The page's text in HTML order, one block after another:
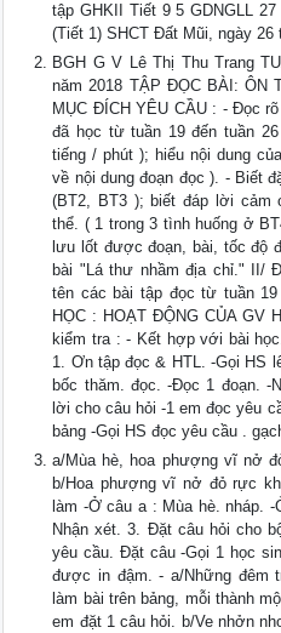
tập GHKII Tiết 9 5 GDNGLL
(Tiết 1) SHCT Đất Mũi, ngày 26
BGH G V Lê Thị Thu Trang
năm 2018 TẬP ĐỌC BÀI: ÔN
MỤC ĐÍCH YÊU CẦU : - Đọc
đã học từ tuần 19 đến tuần
tiếng / phút ); hiểu nội dung
về nội dung đoạn đọc ). - Biết
(BT2, BT3 ); biết đáp lời cảm
thể. ( 1 trong 3 tình huống ở
lưu lốt được đoạn, bài, tốc độ
bài "Lá thư nhầm địa chỉ." II/
tên các bài tập đọc từ tuần
HỌC : HOẠT ĐỘNG CỦA GV
kiểm tra : - Kết hợp với bài
1. Ơn tập đọc & HTL. -Gọi HS
bốc thăm. đọc. -Đọc 1 đoạn. -
lời cho câu hỏi -1 em đọc yêu
bảng -Gọi HS đọc yêu cầu .
a/Mùa hè, hoa phượng vĩ nở
b/Hoa phượng vĩ nở đỏ rực
làm -Ở câu a : Mùa hè. nháp.
Nhận xét. 3. Đặt câu hỏi cho
yêu cầu. Đặt câu -Gọi 1 học
được in đậm. - a/Những đêm
làm bài trên bảng, mỗi thành
em đặt 1 câu hỏi. b/Ve nhởn